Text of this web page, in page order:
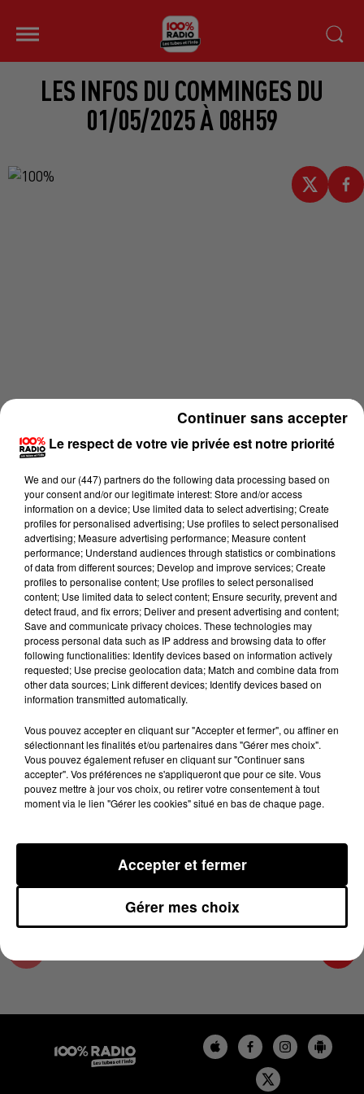
LES INFOS DU COMMINGES DU
01/05/2025 À 08H59
Lecture (4 min 19 sec)
100%
100% Radio les infos du Comminges
1er mai 2025 - 4 min 19 sec
LES INFOS DU COMMINGES DU 01/05/2025 À
08H59
Podcast infos du Comminges
Le respect de votre vie privée est notre priorité
We and our (447) partnersdo the following data processing based on
your consent and/or our legitimate interest: Store and/or access
information on a device; Use limited data to select advertising; Create
profiles for personalised advertising; Use profiles to select personalised
advertising; Measure advertising performance; Measure content
performance; Understand audiences through statistics or combinations
of data from different sources; Develop and improve services; Create
profiles to personalise content; Use profiles to select personalised
content; Use limited data to select content; Ensure security, prevent and
detect fraud, and fix errors; Deliver and present advertising and content;
Save and communicate privacy choices. These technologies may
process personal data such as IP address and browsing data to offer
following functionalities: Identify devices based on information actively
requested; Use precise geolocation data; Match and combine data from
other data sources; Link different devices; Identify devices based on
information transmitted automatically.
Vous pouvez accepter en cliquant sur "Accepter et fermer", ou affiner en
sélectionnant les finalités et/ou partenaires dans "Gérer mes choix".
Vous pouvez également refuser en cliquant sur "Continuer sans
accepter". Vos préférences ne s'appliqueront que pour ce site. Vous
pouvez mettre à jour vos choix, ou retirer votre consentement à tout
moment via le lien "Gérer les cookies" situé en bas de chaque page.
Gérer mes choix
Accepter et fermer
Continuer sans accepter